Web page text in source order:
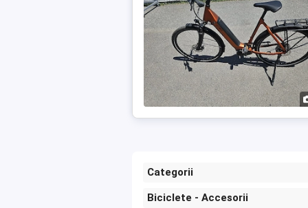
Categorii
Biciclete - Accesorii